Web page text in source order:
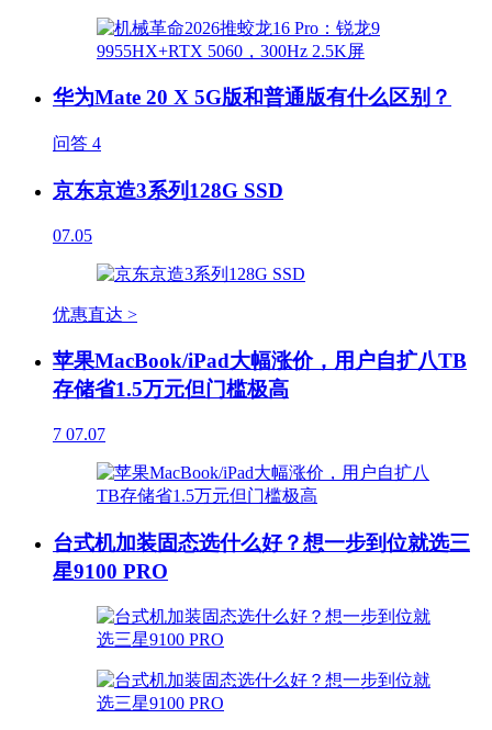
华为Mate 20 X 5G版和普通版有什么区别？
问答 4
京东京造3系列128G SSD
07.05
优惠直达 >
苹果MacBook/iPad大幅涨价，用户自扩八TB
存储省1.5万元但门槛极高
7 07.07
台式机加装固态选什么好？想一步到位就选三
星9100 PRO